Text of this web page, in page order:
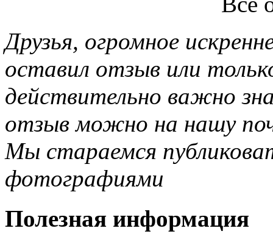
Друзья, огромное
оставил отзыв или
действительно важно
отзыв можно на нашу
Мы стараемся
фотографиями
Полезная информация